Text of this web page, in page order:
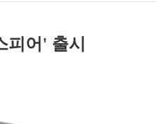
피어' 출시